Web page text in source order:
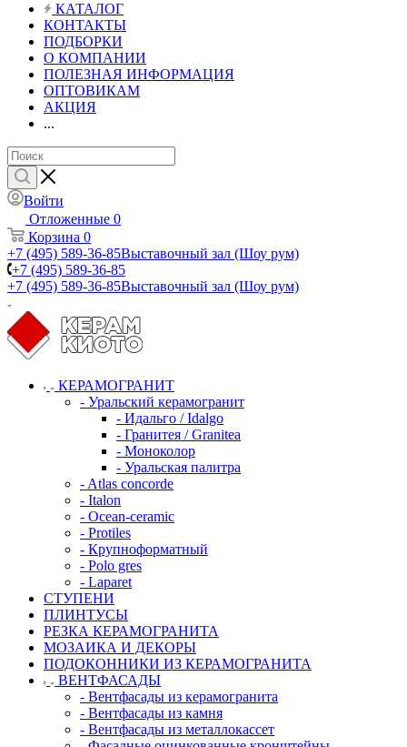
КАТАЛОГ
КОНТАКТЫ
ПОДБОРКИ
О КОМПАНИИ
ПОЛЕЗНАЯ ИНФОРМАЦИЯ
ОПТОВИКАМ
АКЦИЯ
...
Войти
Отложенные 0
Корзина 0
+7 (495) 589-36-85Выставочный зал (Шоу рум)
+7 (495) 589-36-85
+7 (495) 589-36-85Выставочный зал (Шоу рум)
КЕРАМОГРАНИТ
- Уральский керамогранит
- Идальго / Idalgo
- Гранитея / Granitea
- Моноколор
- Уральская палитра
- Atlas concorde
- Italon
- Ocean-ceramic
- Protiles
- Крупноформатный
- Polo gres
- Laparet
СТУПЕНИ
ПЛИНТУСЫ
РЕЗКА КЕРАМОГРАНИТА
МОЗАИКА И ДЕКОРЫ
ПОДОКОННИКИ ИЗ КЕРАМОГРАНИТА
ВЕНТФАСАДЫ
- Вентфасады из керамогранита
- Вентфасады из камня
- Вентфасады из металлокассет